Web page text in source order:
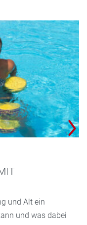
und Alt ein
und was dabei